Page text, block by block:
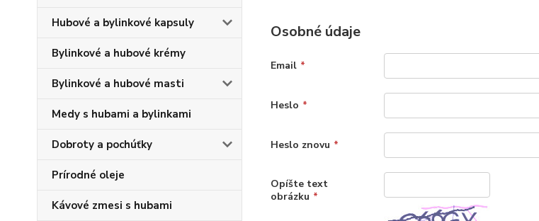
Hubové a bylinkové kapsuly
Bylinkové a hubové krémy
Bylinkové a hubové masti
Medy s hubami a bylinkami
Dobroty a pochúťky
Prírodné oleje
Kávové zmesi s hubami
Osobné údaje
Email *
Heslo *
Heslo znovu *
Opíšte text
obrázku *